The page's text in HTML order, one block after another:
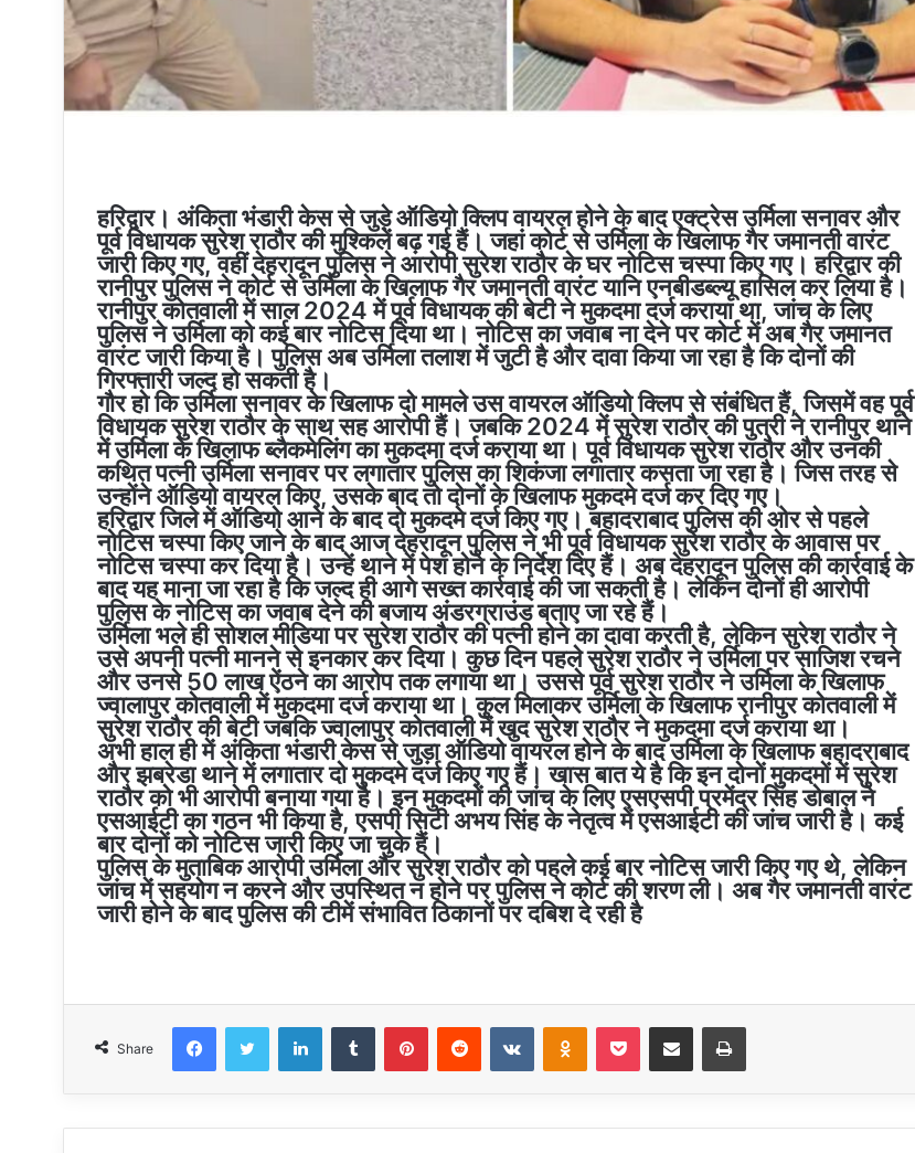
हरिद्वार। अंकिता भंडारी केस से जुड़े ऑडियो क्लिप वायरल होने के बाद एक्ट्रेस उर्मिला सनावर और
पूर्व विधायक सुरेश राठौर की मुश्किलें बढ़ गई हैं। जहां कोर्ट से उर्मिला के खिलाफ गैर जमानती वारंट
जारी किए गए, वहीं देहरादून पुलिस ने आरोपी सुरेश राठौर के घर नोटिस चस्पा किए गए। हरिद्वार की
रानीपुर पुलिस ने कोर्ट से उर्मिला के खिलाफ गैर जमानती वारंट यानि एनबीडब्ल्यू हासिल कर लिया है।
रानीपुर कोतवाली में साल 2024 में पूर्व विधायक की बेटी ने मुकदमा दर्ज कराया था, जांच के लिए
पुलिस ने उर्मिला को कई बार नोटिस दिया था। नोटिस का जवाब ना देने पर कोर्ट में अब गैर जमानत
वारंट जारी किया है। पुलिस अब उर्मिला तलाश में जुटी है और दावा किया जा रहा है कि दोनों की
गिरफ्तारी जल्द हो सकती है।
गौर हो कि उर्मिला सनावर के खिलाफ दो मामले उस वायरल ऑडियो क्लिप से संबंधित हैं, जिसमें वह पूर्व
विधायक सुरेश राठौर के साथ सह आरोपी हैं। जबकि 2024 में सुरेश राठौर की पुत्री ने रानीपुर थाने
में उर्मिला के खिलाफ ब्लैकमेलिंग का मुकदमा दर्ज कराया था। पूर्व विधायक सुरेश राठौर और उनकी
कथित पत्नी उर्मिला सनावर पर लगातार पुलिस का शिकंजा लगातार कसता जा रहा है। जिस तरह से
उन्होंने ऑडियो वायरल किए, उसके बाद तो दोनों के खिलाफ मुकदमे दर्ज कर दिए गए।
हरिद्वार जिले में ऑडियो आने के बाद दो मुकदमे दर्ज किए गए। बहादराबाद पुलिस की ओर से पहले
नोटिस चस्पा किए जाने के बाद आज देहरादून पुलिस ने भी पूर्व विधायक सुरेश राठौर के आवास पर
नोटिस चस्पा कर दिया है। उन्हें थाने में पेश होने के निर्देश दिए हैं। अब देहरादून पुलिस की कार्रवाई के
बाद यह माना जा रहा है कि जल्द ही आगे सख्त कार्रवाई की जा सकती है। लेकिन दोनों ही आरोपी
पुलिस के नोटिस का जवाब देने की बजाय अंडरग्राउंड बताए जा रहे हैं।
उर्मिला भले ही सोशल मीडिया पर सुरेश राठौर की पत्नी होने का दावा करती है, लेकिन सुरेश राठौर ने
उसे अपनी पत्नी मानने से इनकार कर दिया। कुछ दिन पहले सुरेश राठौर ने उर्मिला पर साजिश रचने
और उनसे 50 लाख ऐंठने का आरोप तक लगाया था। उससे पूर्व सुरेश राठौर ने उर्मिला के खिलाफ
ज्वालापुर कोतवाली में मुकदमा दर्ज कराया था। कुल मिलाकर उर्मिला के खिलाफ रानीपुर कोतवाली में
सुरेश राठौर की बेटी जबकि ज्वालापुर कोतवाली में खुद सुरेश राठौर ने मुकदमा दर्ज कराया था।
अभी हाल ही में अंकिता भंडारी केस से जुड़ा ऑडियो वायरल होने के बाद उर्मिला के खिलाफ बहादराबाद
और झबरेडा थाने में लगातार दो मुकदमे दर्ज किए गए हैं। खास बात ये है कि इन दोनों मुकदमों में सुरेश
राठौर को भी आरोपी बनाया गया है। इन मुकदमों की जांच के लिए एसएसपी प्रमेंद्र सिंह डोबाल ने
एसआईटी का गठन भी किया है, एसपी सिटी अभय सिंह के नेतृत्व में एसआईटी की जांच जारी है। कई
बार दोनों को नोटिस जारी किए जा चुके हैं।
पुलिस के मुताबिक आरोपी उर्मिला और सुरेश राठौर को पहले कई बार नोटिस जारी किए गए थे, लेकिन
जांच में सहयोग न करने और उपस्थित न होने पर पुलिस ने कोर्ट की शरण ली। अब गैर जमानती वारंट
जारी होने के बाद पुलिस की टीमें संभावित ठिकानों पर दबिश दे रही है
Share
FacebookTwitterLinkedInTumblrPinterestRedditVKontakteOdnoklassniki
PocketShare via Email Print